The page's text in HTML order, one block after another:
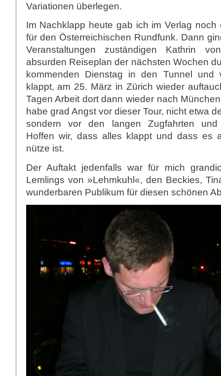
Variationen überlegen.
Im Nachklapp heute gab ich im Verlag noch
für den Österreichischen Rundfunk. Dann
Veranstaltungen zuständigen Kathrin
absurden Reiseplan der nächsten Wochen
kommenden Dienstag in den Tunnel und
klappt, am 25. März in Zürich wieder
Tagen Arbeit dort dann wieder nach
habe grad Angst vor dieser Tour, nicht etwa
sondern vor den langen Zugfahrten und
Hoffen wir, dass alles klappt und dass es
nütze ist.
Der Auftakt jedenfalls war für mich
Lemlings von »Lehmkuhl«, den Beckies,
wunderbaren Publikum für diesen schönen